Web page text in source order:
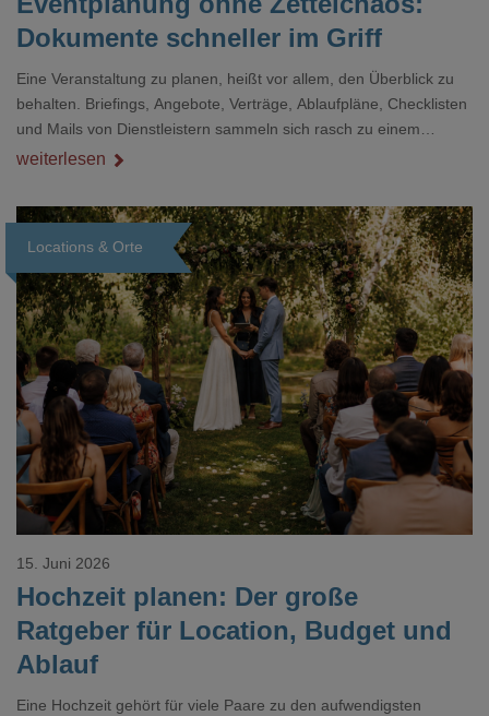
Dokumente schneller im Griff
Eine Veranstaltung zu planen, heißt vor allem, den Überblick zu
behalten. Briefings, Angebote, Verträge, Ablaufpläne, Checklisten
und Mails von Dienstleistern sammeln sich rasch zu einem
unübersichtlichen Stapel. Wer schon einmal kurz vor einem Event
Dokument gesucht hat, kennt das mulmige Gefühl.
weiterlesen
Locations & Orte
Loading...
Hochzeit planen: Der große
Ratgeber für Location, Budget und
Ablauf
15. Juni 2026
Eine Hochzeit gehört für viele Paare zu den aufwendigsten